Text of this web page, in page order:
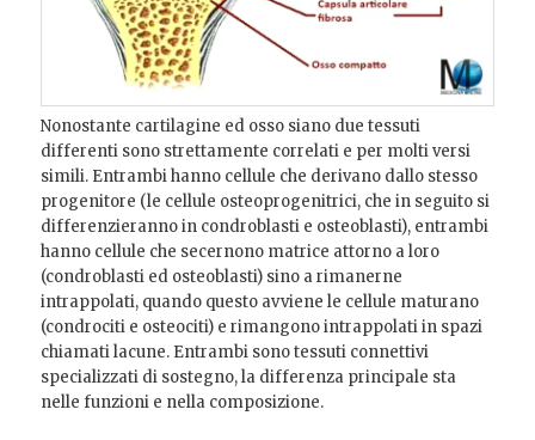
Nonostante cartilagine ed osso siano due tessuti
differenti sono strettamente correlati e per molti versi
simili. Entrambi hanno cellule che derivano dallo stesso
progenitore (le cellule osteoprogenitrici, che in seguito si
differenzieranno in condroblasti e osteoblasti), entrambi
hanno cellule che secernono matrice attorno a loro
(condroblasti ed osteoblasti) sino a rimanerne
intrappolati, quando questo avviene le cellule maturano
(condrociti e osteociti) e rimangono intrappolati in spazi
chiamati lacune. Entrambi sono tessuti connettivi
specializzati di sostegno, la differenza principale sta
nelle funzioni e nella composizione.